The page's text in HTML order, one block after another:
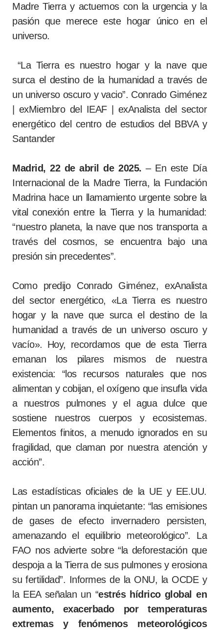
Madre Tierra y actuemos con la urgencia y la
pasión que merece este hogar único en el
universo.
“La Tierra es nuestro hogar y la nave que
surca el destino de la humanidad a través de
un universo oscuro y vacio”. Conrado Giménez
| exMiembro del IEAF | exAnalista del sector
energético del centro de estudios del BBVA y
Santander
Madrid, 22 de abril de 2025. – En este Día
Internacional de la Madre Tierra, la Fundación
Madrina hace un llamamiento urgente sobre la
vital conexión entre la Tierra y la humanidad:
“nuestro planeta, la nave que nos transporta a
través del cosmos, se encuentra bajo una
presión sin precedentes”.
Como predijo Conrado Giménez, exAnalista
del sector energético, «La Tierra es nuestro
hogar y la nave que surca el destino de la
humanidad a través de un universo oscuro y
vacío». Hoy, recordamos que de esta Tierra
emanan los pilares mismos de nuestra
existencia: “los recursos naturales que nos
alimentan y cobijan, el oxígeno que insufla vida
a nuestros pulmones y el agua dulce que
sostiene nuestros cuerpos y ecosistemas.
Elementos finitos, a menudo ignorados en su
fragilidad, que claman por nuestra atención y
acción”.
Las estadísticas oficiales de la UE y EE.UU.
pintan un panorama inquietante: “las emisiones
de gases de efecto invernadero persisten,
amenazando el equilibrio meteorológico”. La
FAO nos advierte sobre “la deforestación que
despoja a la Tierra de sus pulmones y erosiona
su fertilidad”. Informes de la ONU, la OCDE y
la EEA señalan un “estrés hídrico global en
aumento, exacerbado por temperaturas
extremas y fenómenos meteorológicos